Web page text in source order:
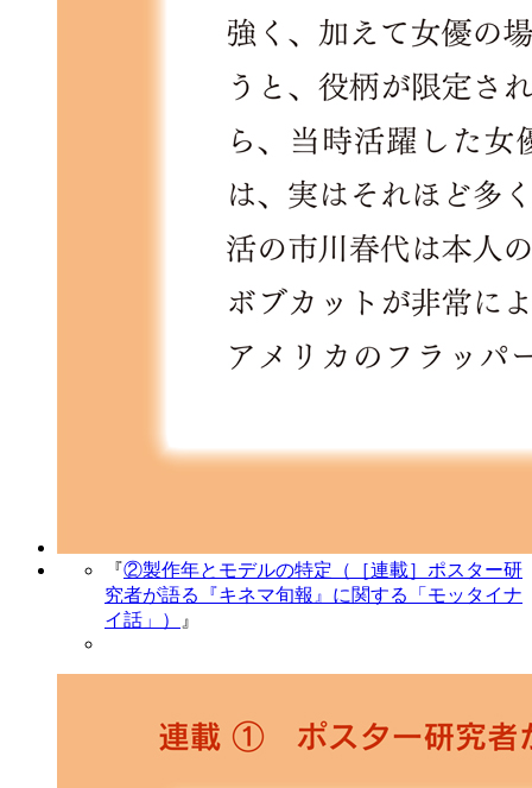
『②製作年とモデルの特定（［連載］ポスター研
究者が語る『キネマ旬報』に関する「モッタイナ
イ話」）
』